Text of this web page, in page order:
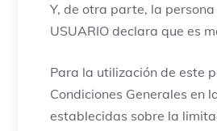
Y, de otra parte, la
USUARIO declara que es
Para la utilización de este
Condiciones Generales en
establecidas sobre la